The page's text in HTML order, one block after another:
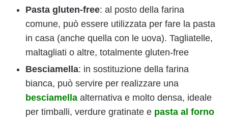
Pasta gluten-free: al posto della farina
comune, può essere utilizzata per fare la pasta
in casa (anche quella con le uova). Tagliatelle,
maltagliati o altre, totalmente gluten-free
Besciamella: in sostituzione della farina
bianca, può servire per realizzare una
besciamella alternativa e molto densa, ideale
per timballi, verdure gratinate e pasta al forno